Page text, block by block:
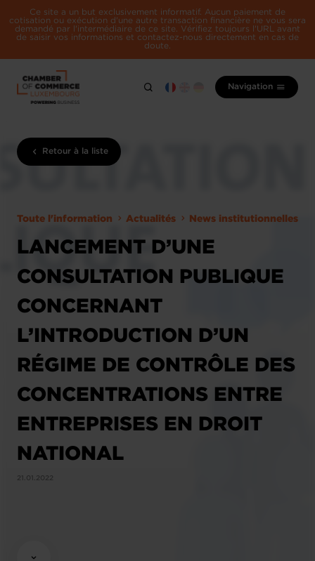
Ce site a un but exclusivement informatif. Aucun paiement de
cotisation ou exécution d'une autre transaction financière ne vous sera
demandé par l'intermédiaire de ce site. Vérifiez toujours l'URL avant
de saisir vos informations et contactez-nous directement en cas de
doute.
Navigation
Retour à la liste
Toute l'information Actualités News institutionnelles
LANCEMENT D’UNE
CONSULTATION PUBLIQUE
CONCERNANT
L’INTRODUCTION D’UN
RÉGIME DE CONTRÔLE DES
CONCENTRATIONS ENTRE
ENTREPRISES EN DROIT
NATIONAL
21.01.2022